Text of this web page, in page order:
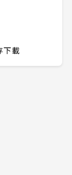
下載